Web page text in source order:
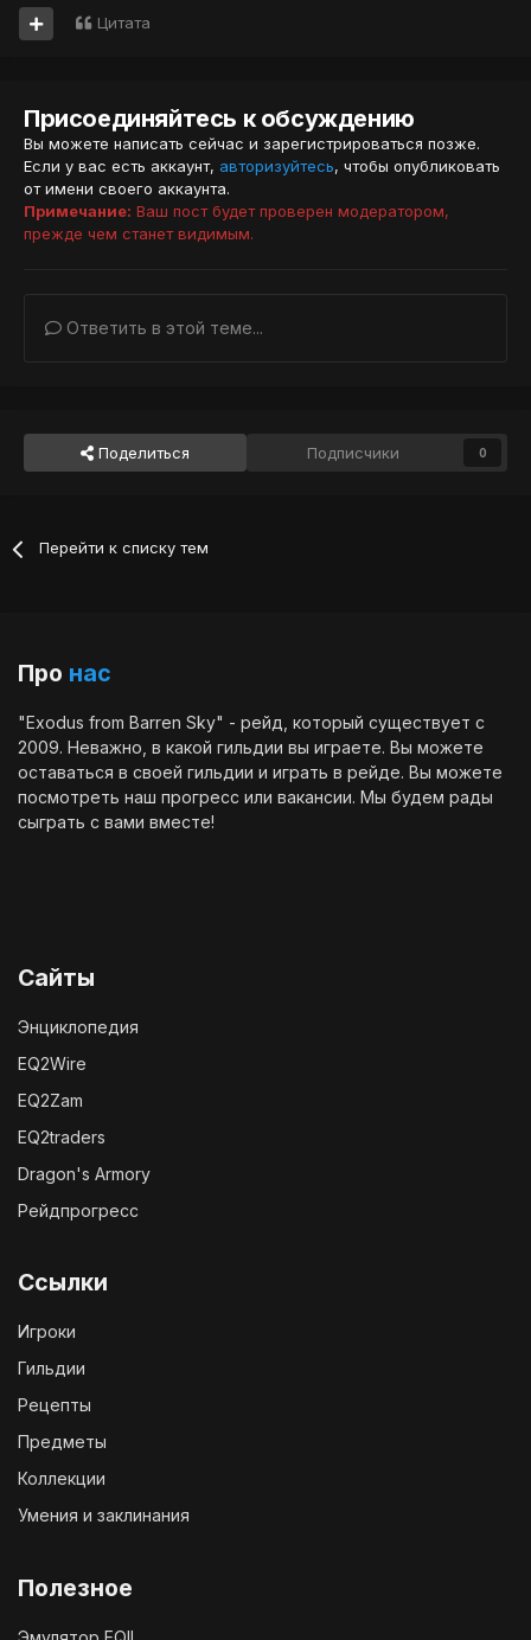
Цитата
Присоединяйтесь к обсуждению
Вы можете написать сейчас и зарегистрироваться позже.
Если у вас есть аккаунт, авторизуйтесь, чтобы опубликовать
от имени своего аккаунта.
Примечание: Ваш пост будет проверен модератором,
прежде чем станет видимым.
Ответить в этой теме...
Поделиться Подписчики 0
Перейти к списку тем
Про нас
"Exodus from Barren Sky" - рейд, который существует с
2009. Неважно, в какой гильдии вы играете. Вы можете
оставаться в своей гильдии и играть в рейде. Вы можете
посмотреть наш прогресс или вакансии. Мы будем рады
сыграть с вами вместе!
Сайты
Энциклопедия
EQ2Wire
EQ2Zam
EQ2traders
Dragon's Armory
Рейдпрогресс
Ссылки
Игроки
Гильдии
Рецепты
Предметы
Коллекции
Умения и заклинания
Полезное